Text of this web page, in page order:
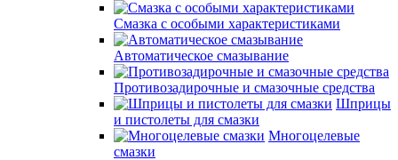
Смазка с особыми характеристиками
Автоматическое смазывание
Противозадирочные и смазочные средства
Шприцы
и пистолеты для смазки
Многоцелевые
смазки